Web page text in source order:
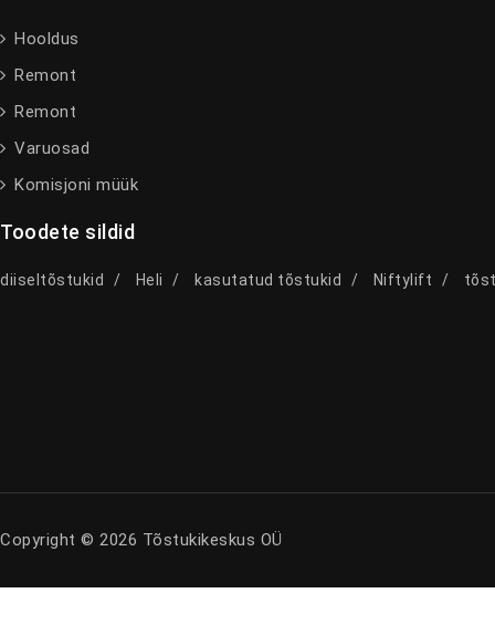
Hooldus
Remont
Remont
Varuosad
Komisjoni müük
Toodete sildid
diiseltõstukid Heli kasutatud tõstukid Niftylift
Copyright © 2026 Tõstukikeskus OÜ